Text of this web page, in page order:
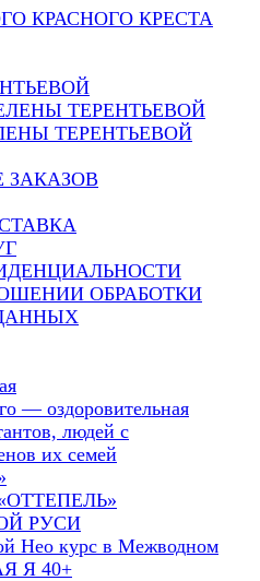
КРАСНОГО КРЕСТА
ТЕРЕНТЬЕВОЙ
ТЕРЕНТЬЕВОЙ
ЗАКАЗОВ
ОБРАБОТКИ
— оздоровительная
людей с
их семей
РУСИ
Нео курс в Межводном
Я 40+